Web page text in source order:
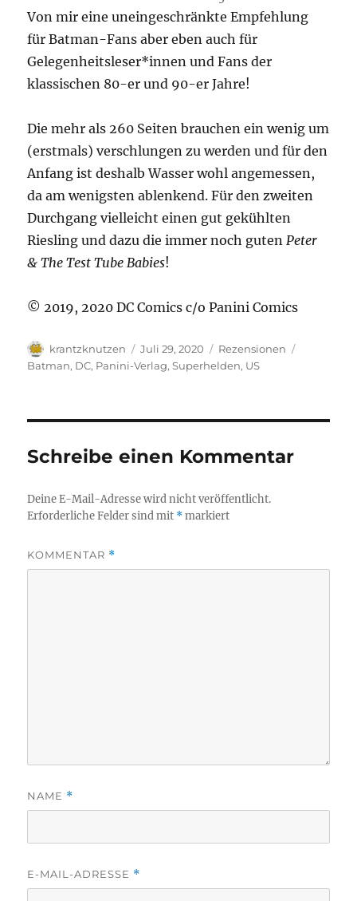
Von mir eine uneingeschränkte Empfehlung
für Batman-Fans aber eben auch für
Gelegenheitsleser*innen und Fans der
klassischen 80-er und 90-er Jahre!
Die mehr als 260 Seiten brauchen ein wenig um
(erstmals) verschlungen zu werden und für den
Anfang ist deshalb Wasser wohl angemessen,
da am wenigsten ablenkend. Für den zweiten
Durchgang vielleicht einen gut gekühlten
Riesling und dazu die immer noch guten Peter
& The Test Tube Babies!
© 2019, 2020 DC Comics c/o Panini Comics
Autor
krantzknutzen
Veröffentlicht
am
Juli 29, 2020 Kategorien
Rezensionen
Batman, DC, Panini-Verlag,Superhelden, US
Schreibe einen Kommentar
Deine E-Mail-Adresse wird nicht veröffentlicht.
Erforderliche Felder sind mit *markiert
KOMMENTAR *
NAME *
E-MAIL-ADRESSE *